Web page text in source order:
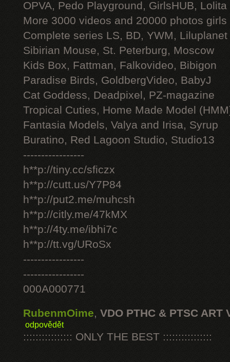
OPVA, Pedo Playground, GirlsHUB, Lolita
More 3000 videos and 20000 photos
Complete series LS, BD, YWM, Liluplanet
Sibirian Mouse, St. Peterburg, Moscow
Kids Box, Fattman, Falkovideo, Bibigon
Paradise Birds, GoldbergVideo, BabyJ
Cat Goddess, Deadpixel, PZ-magazine
Tropical Cuties, Home Made Model
Fantasia Models, Valya and Irisa, Syrup
Buratino, Red Lagoon Studio, Studio13
-----------------
h**p://tiny.cc/sficzx
h**p://cutt.us/Y7P84
h**p://put2.me/muhcsh
h**p://citly.me/47kMX
h**p://4ty.me/ibhi7c
h**p://tt.vg/URoSx
-----------------
-----------------
000A000771
RubenmOime, VDO PTHC & PTSC ART
odpovědět
:::::::::::::::: ONLY THE BEST ::::::::::::::::